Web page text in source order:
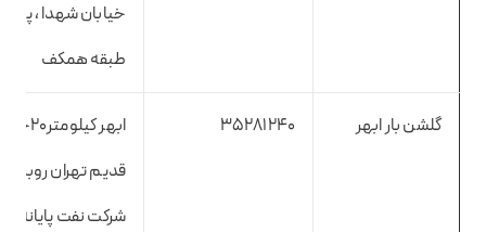
طبقه همکف
گلشن بار ابهر 35281240
ابهر
قدیم تهران روبروی
شرکت نفت پایانه